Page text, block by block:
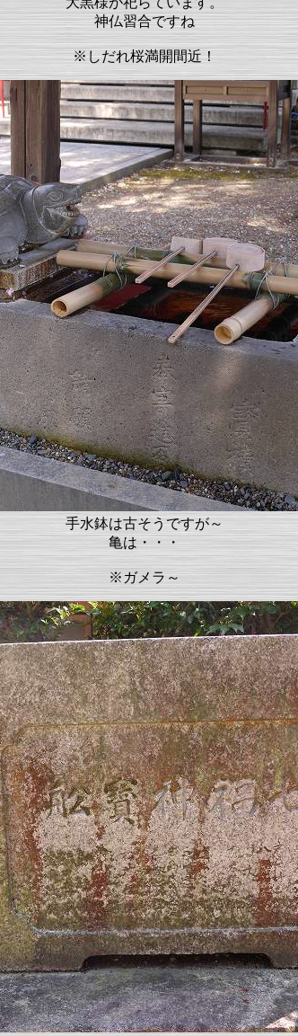
神仏習合ですね
※しだれ桜満開間近！
手水鉢は古そうですが～
亀は・・・
※ガメラ～